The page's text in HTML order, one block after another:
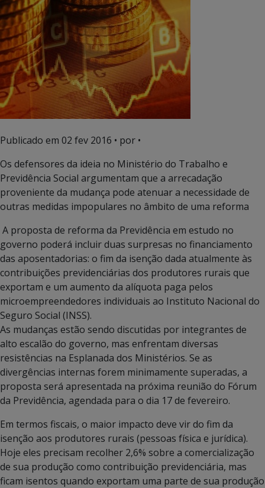
Publicado em 02 fev 2016 • por •
Os defensores da ideia no Ministério do Trabalho e
Previdência Social argumentam que a arrecadação
proveniente da mudança pode atenuar a necessidade de
outras medidas impopulares no âmbito de uma reforma
A proposta de reforma da Previdência em estudo no
governo poderá incluir duas surpresas no financiamento
das aposentadorias: o fim da isenção dada atualmente às
contribuições previdenciárias dos produtores rurais que
exportam e um aumento da alíquota paga pelos
microempreendedores individuais ao Instituto Nacional do
Seguro Social (INSS).
As mudanças estão sendo discutidas por integrantes de
alto escalão do governo, mas enfrentam diversas
resistências na Esplanada dos Ministérios. Se as
divergências internas forem minimamente superadas, a
proposta será apresentada na próxima reunião do Fórum
da Previdência, agendada para o dia 17 de fevereiro.
Em termos fiscais, o maior impacto deve vir do fim da
isenção aos produtores rurais (pessoas física e jurídica).
Hoje eles precisam recolher 2,6% sobre a comercialização
de sua produção como contribuição previdenciária, mas
ficam isentos quando exportam uma parte de sua produção